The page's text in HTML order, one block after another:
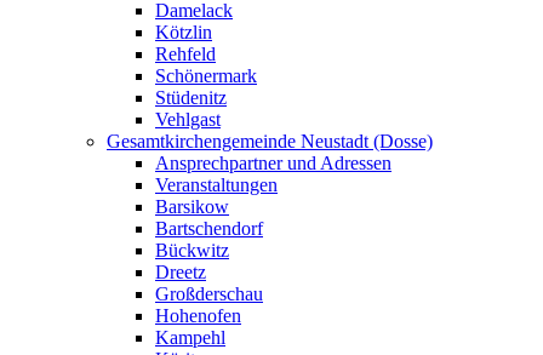
Damelack
Kötzlin
Rehfeld
Schönermark
Stüdenitz
Vehlgast
Gesamtkirchengemeinde Neustadt (Dosse)
Ansprechpartner und Adressen
Veranstaltungen
Barsikow
Bartschendorf
Bückwitz
Dreetz
Großderschau
Hohenofen
Kampehl